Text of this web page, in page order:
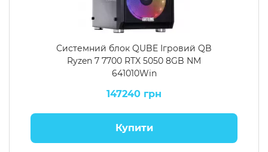
Системний блок QUBE Ігровий QB
Ryzen 7 7700 RTX 5050 8GB NM
641010Win
147240 грн
Купити